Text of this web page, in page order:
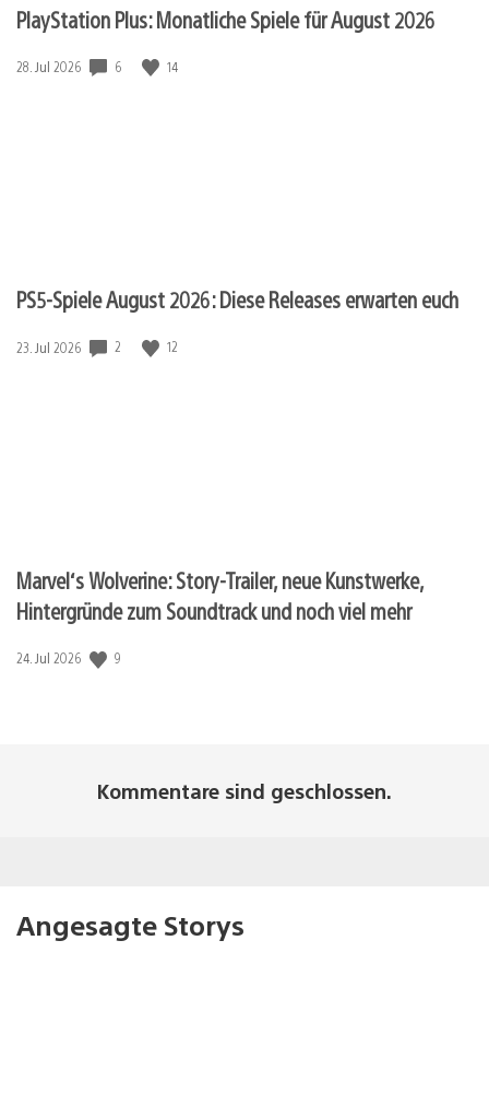
PlayStation Plus: Monatliche Spiele für August 2026
Veröffentlichungsdatum:
28. Jul 2026 6 14
PS5-Spiele August 2026: Diese Releases erwarten euch
Veröffentlichungsdatum:
23. Jul 2026 2 12
Marvel‘s Wolverine: Story-Trailer, neue Kunstwerke,
Hintergründe zum Soundtrack und noch viel mehr
Veröffentlichungsdatum:
24. Jul 2026 9
Kommentare sind geschlossen.
Angesagte Storys